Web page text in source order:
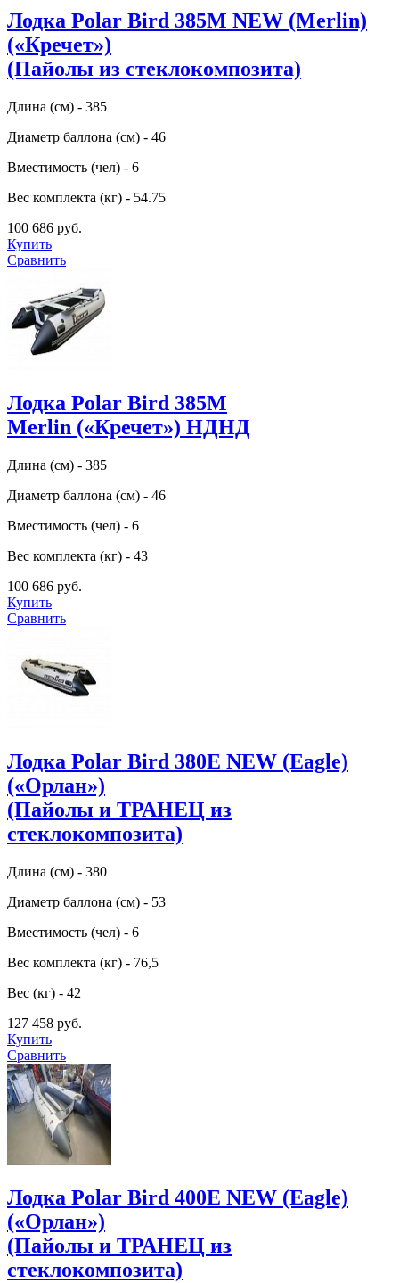
Лодка Polar Bird 385M NEW (Merlin)
(«Кречет»)
(Пайолы из стеклокомпозита)
Длина (см) - 385
Диаметр баллона (см) - 46
Вместимость (чел) - 6
Вес комплекта (кг) - 54.75
100 686 руб.
Купить
Сравнить
Лодка Polar Bird 385M
Merlin («Кречет») НДНД
Длина (см) - 385
Диаметр баллона (см) - 46
Вместимость (чел) - 6
Вес комплекта (кг) - 43
100 686 руб.
Купить
Сравнить
Лодка Polar Bird 380E NEW (Eagle)
(«Орлан»)
(Пайолы и ТРАНЕЦ из
стеклокомпозита)
Длина (см) - 380
Диаметр баллона (см) - 53
Вместимость (чел) - 6
Вес комплекта (кг) - 76,5
Вес (кг) - 42
127 458 руб.
Купить
Сравнить
Лодка Polar Bird 400E NEW (Eagle)
(«Орлан»)
(Пайолы и ТРАНЕЦ из
стеклокомпозита)